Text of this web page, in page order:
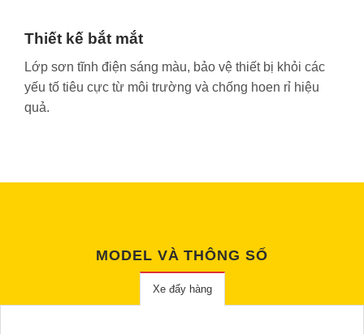
Thiết kế bắt mắt
Lớp sơn tĩnh điện sáng màu, bảo vệ thiết bị khỏi các
yếu tố tiêu cực từ môi trường và chống hoen rỉ hiệu
quả.
MODEL VÀ THÔNG SỐ
Xe đẩy hàng